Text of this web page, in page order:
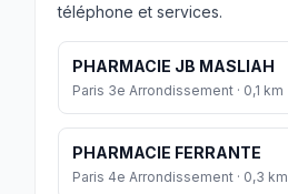
téléphone et services.
PHARMACIE JB MASLIAH
Paris 3e Arrondissement · 0,1 km
PHARMACIE FERRANTE
Paris 4e Arrondissement · 0,3 km